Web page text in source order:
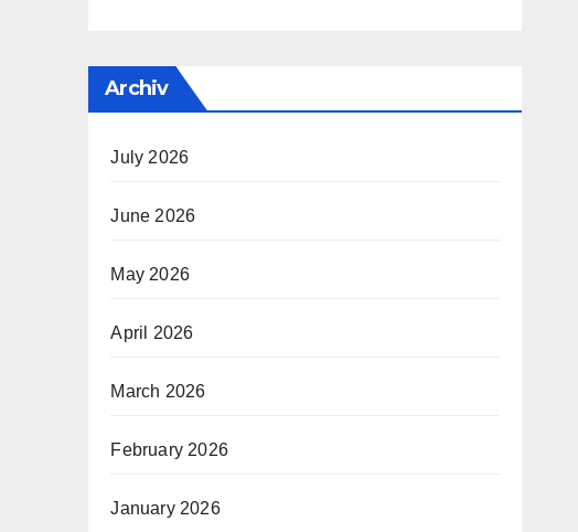
Archiv
July 2026
June 2026
May 2026
April 2026
March 2026
February 2026
January 2026